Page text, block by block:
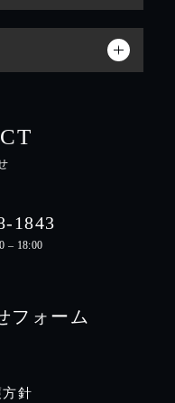
1843
– 18:00
フォーム
針